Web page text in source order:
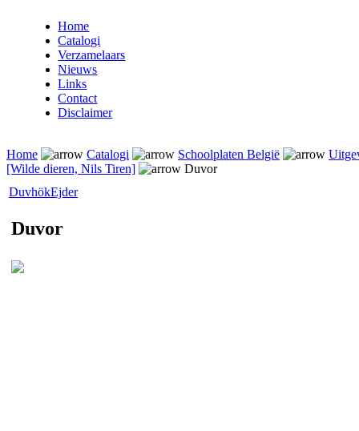
Home
Catalogi
Verzamelaars
Nieuws
Links
Contact
Disclaimer
Home Catalogi Schoolplaten België
[Wilde dieren, Nils Tiren]
Duvor
DuvhökEjder
Duvor